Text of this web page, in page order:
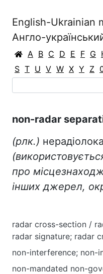
English-Ukrainian
Англо-
A B C D E F G
S T U V W X Y Z
non-radar
(рлк.)
про
інших джерел,
radar cross-section /
radar signature; radar
non-interference; non-
non-mandated non-